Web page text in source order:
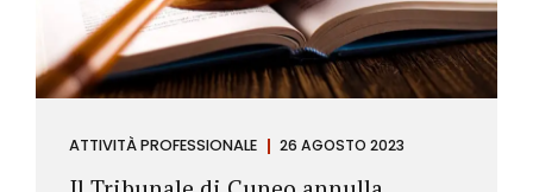
ATTIVITÀ PROFESSIONALE 26 AGOSTO 2023